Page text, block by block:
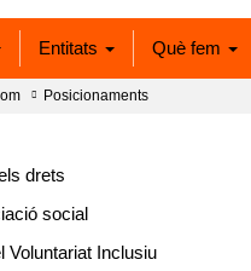
Entitats Què fem
Posicionaments
drets
social
Voluntariat Inclusiu